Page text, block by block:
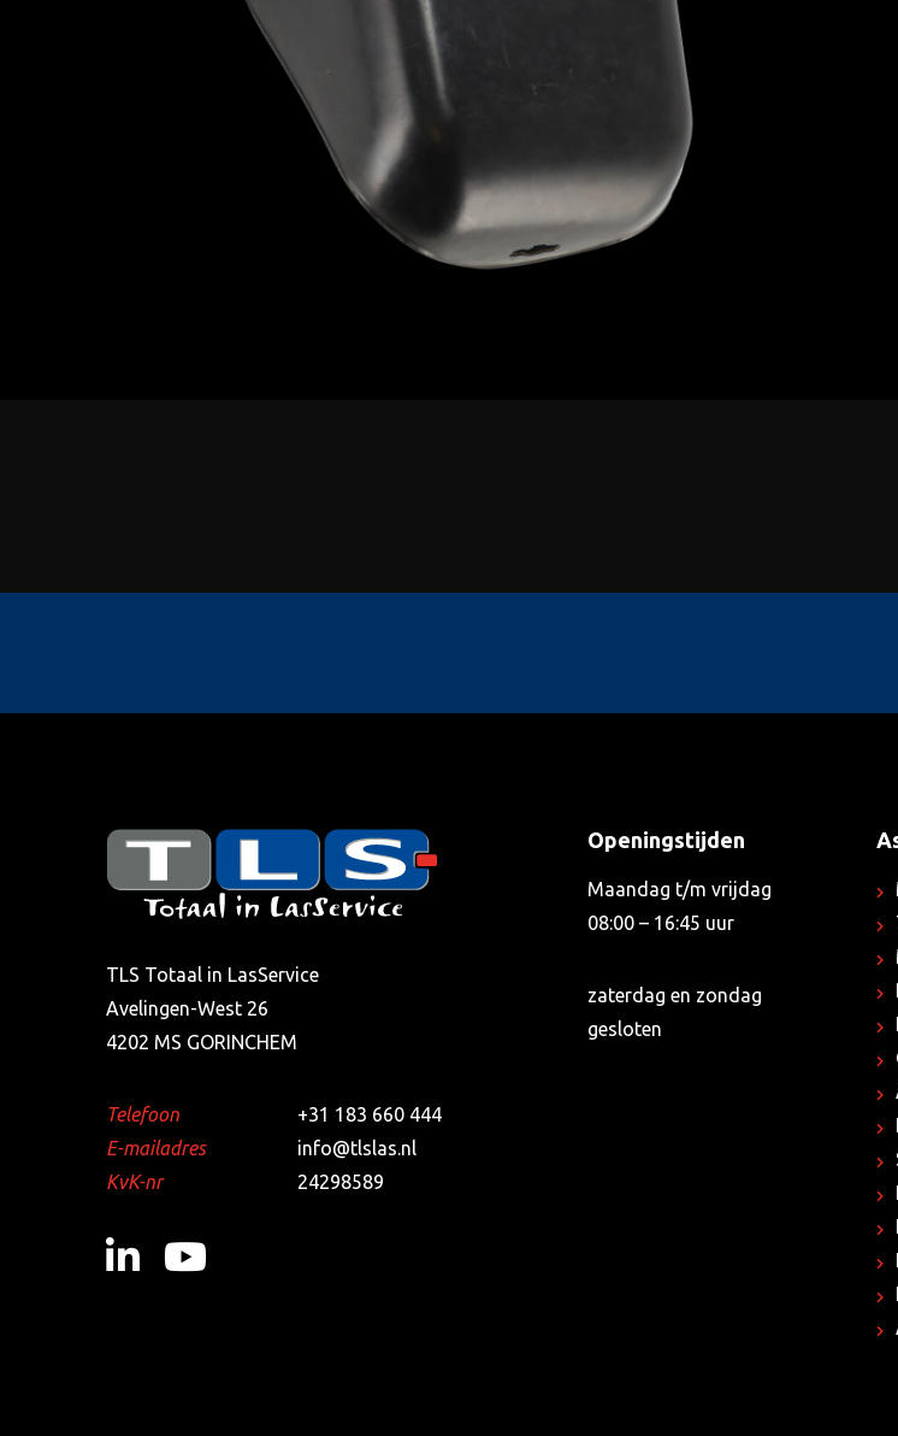
TLS Totaal in LasService
Avelingen-West 26
4202 MS GORINCHEM
Telefoon
+31 183 660 444
E-mailadres
info@tlslas.nl
KvK-nr
24298589
Openingstijden
Maandag t/m vrijdag
08:00 – 16:45 uur
zaterdag en zondag
gesloten